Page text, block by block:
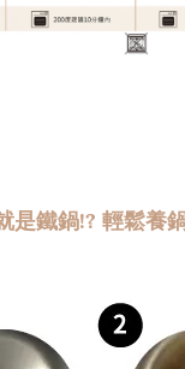
是鐵鍋!? 輕鬆養